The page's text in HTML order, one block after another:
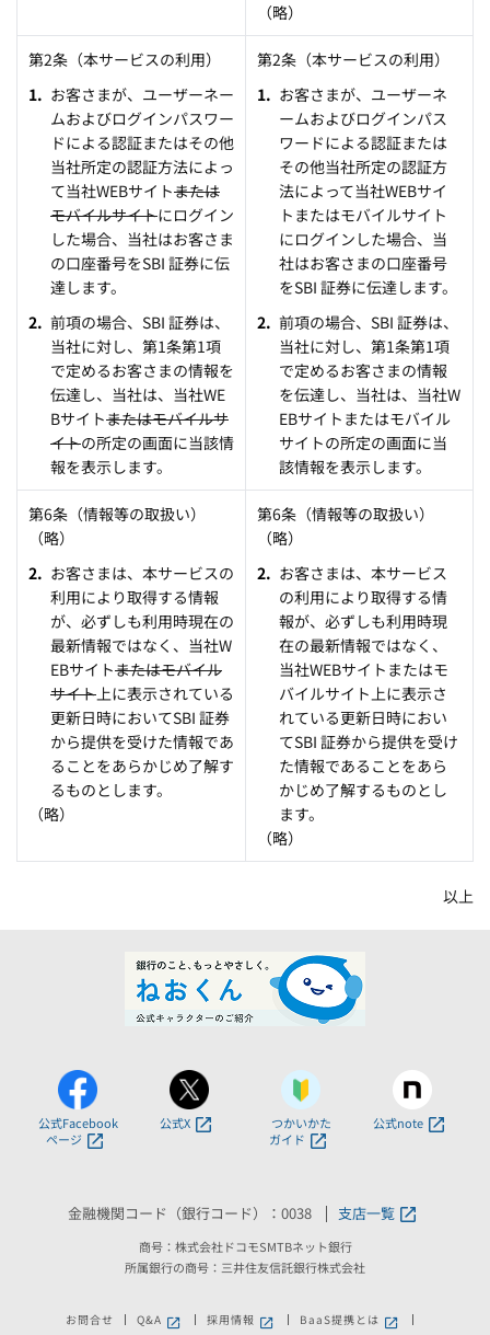
（略）
第2条（本サービスの利用）
お客さまが、ユーザーネー
ムおよびログインパスワー
ドによる認証またはその他
当社所定の認証方法によっ
て当社WEBサイトまたは
モバイルサイトにログイン
した場合、当社はお客さま
の口座番号をSBI 証券に伝
達します。
前項の場合、SBI 証券は、
当社に対し、第1条第1項
で定めるお客さまの情報を
伝達し、当社は、当社WE
Bサイトまたはモバイルサ
イトの所定の画面に当該情
報を表示します。
第2条（本サービスの利用）
お客さまが、ユーザーネ
ームおよびログインパス
ワードによる認証または
その他当社所定の認証方
法によって当社WEBサイ
トまたはモバイルサイト
にログインした場合、当
社はお客さまの口座番号
をSBI 証券に伝達します。
前項の場合、SBI 証券は、
当社に対し、第1条第1項
で定めるお客さまの情報
を伝達し、当社は、当社W
EBサイトまたはモバイル
サイトの所定の画面に当
該情報を表示します。
第6条（情報等の取扱い）
（略）
お客さまは、本サービスの
利用により取得する情報
が、必ずしも利用時現在の
最新情報ではなく、当社W
EBサイトまたはモバイル
サイト上に表示されている
更新日時においてSBI 証券
から提供を受けた情報であ
ることをあらかじめ了解す
るものとします。
（略）
第6条（情報等の取扱い）
（略）
お客さまは、本サービス
の利用により取得する情
報が、必ずしも利用時現
在の最新情報ではなく、
当社WEBサイトまたはモ
バイルサイト上に表示さ
れている更新日時におい
てSBI 証券から提供を受け
た情報であることをあら
かじめ了解するものとし
ます。
（略）
以上
公式Facebook
ページ
公式X
つかいかた
ガイド
公式note
金融機関コード（銀行コード）：0038 支店一覧
商号：株式会社ドコモSMTBネット銀行
所属銀行の商号：三井住友信託銀行株式会社
お問合せ Q&A 新しいウィンドウで開きます。
採用情報 新しいウィンドウで開きます。
BaaS提携とは 新しいウィンドウ